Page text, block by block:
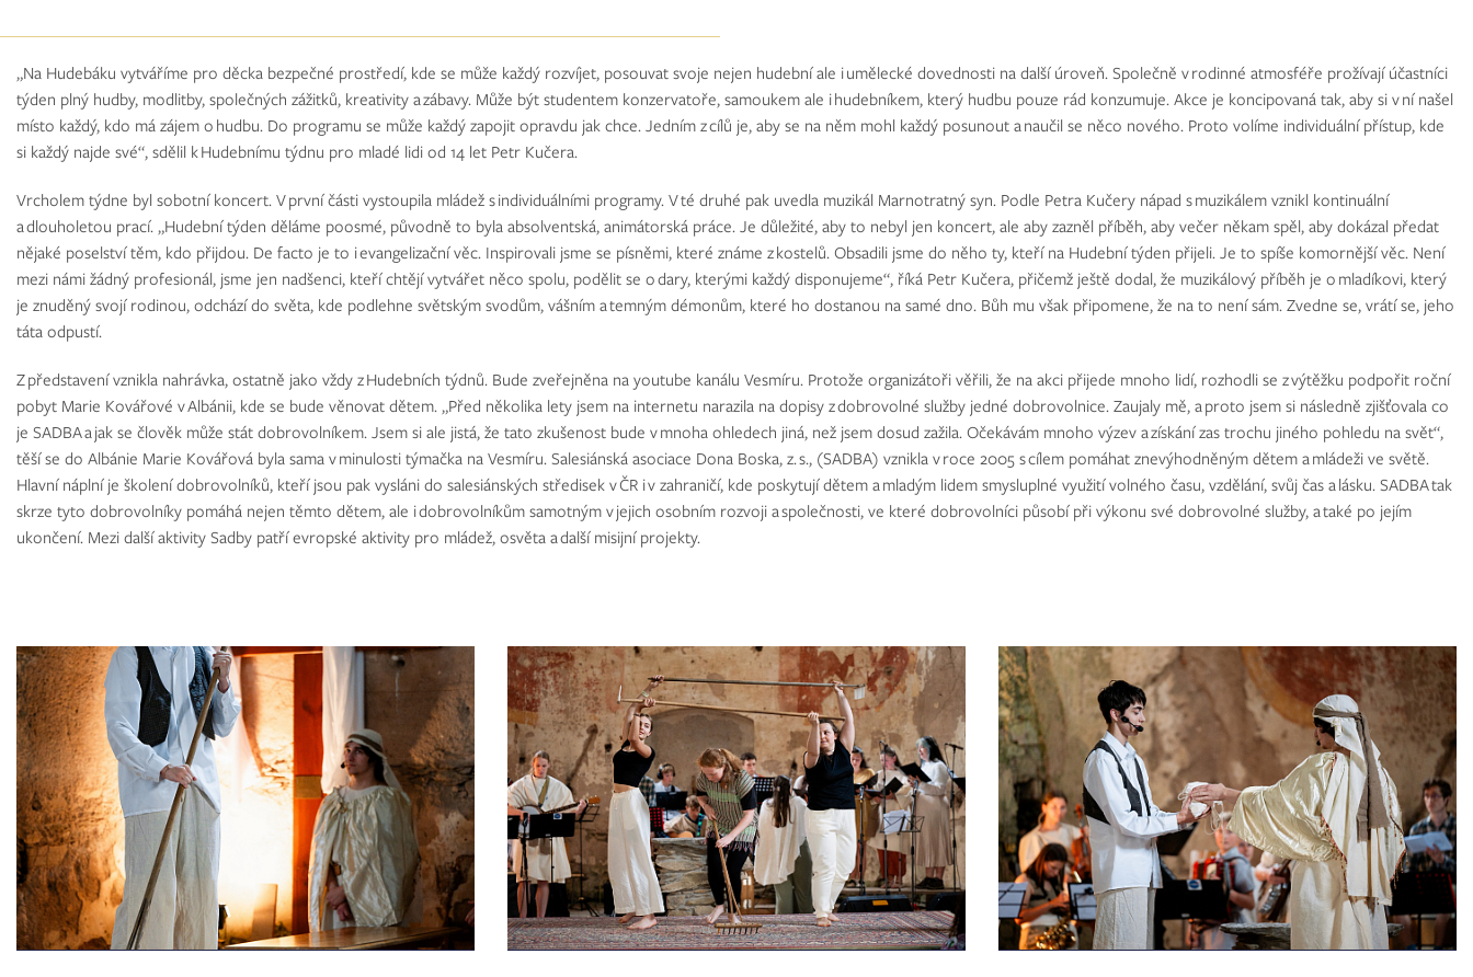
„Na Hudebáku vytváříme pro děcka bezpečné prostředí, kde se může každý rozvíjet, posouvat svoje nejen hudební ale i umělecké dovednosti na další úroveň. Společně v rodinné atmosféře prožívají účastníci
týden plný hudby, modlitby, společných zážitků, kreativity a zábavy. Může být studentem konzervatoře, samoukem ale i hudebníkem, který hudbu pouze rád konzumuje. Akce je koncipovaná tak, aby si v ní našel
místo každý, kdo má zájem o hudbu. Do programu se může každý zapojit opravdu jak chce. Jedním z cílů je, aby se na něm mohl každý posunout a naučil se něco nového. Proto volíme individuální přístup, kde
si každý najde své“, sdělil k Hudebnímu týdnu pro mladé lidi od 14 let Petr Kučera.
Vrcholem týdne byl sobotní koncert. V první části vystoupila mládež s individuálními programy. V té druhé pak uvedla muzikál Marnotratný syn. Podle Petra Kučery nápad s muzikálem vznikl kontinuální
a dlouholetou prací. „Hudební týden děláme poosmé, původně to byla absolventská, animátorská práce. Je důležité, aby to nebyl jen koncert, ale aby zazněl příběh, aby večer někam spěl, aby dokázal předat
nějaké poselství těm, kdo přijdou. De facto je to i evangelizační věc. Inspirovali jsme se písněmi, které známe z kostelů. Obsadili jsme do něho ty, kteří na Hudební týden přijeli. Je to spíše komornější věc. Není
mezi námi žádný profesionál, jsme jen nadšenci, kteří chtějí vytvářet něco spolu, podělit se o dary, kterými každý disponujeme“, říká Petr Kučera, přičemž ještě dodal, že muzikálový příběh je o mladíkovi, který
je znuděný svojí rodinou, odchází do světa, kde podlehne světským svodům, vášním a temným démonům, které ho dostanou na samé dno. Bůh mu však připomene, že na to není sám. Zvedne se, vrátí se, jeho
táta odpustí.
Z představení vznikla nahrávka, ostatně jako vždy z Hudebních týdnů. Bude zveřejněna na youtube kanálu Vesmíru. Protože organizátoři věřili, že na akci přijede mnoho lidí, rozhodli se z výtěžku podpořit roční
pobyt Marie Kovářové v Albánii, kde se bude věnovat dětem. „Před několika lety jsem na internetu narazila na dopisy z dobrovolné služby jedné dobrovolnice. Zaujaly mě, a proto jsem si následně zjišťovala co
je SADBA a jak se člověk může stát dobrovolníkem. Jsem si ale jistá, že tato zkušenost bude v mnoha ohledech jiná, než jsem dosud zažila. Očekávám mnoho výzev a získání zas trochu jiného pohledu na svět“,
těší se do Albánie Marie Kovářová byla sama v minulosti týmačka na Vesmíru. Salesiánská asociace Dona Boska, z. s., (SADBA) vznikla v roce 2005 s cílem pomáhat znevýhodněným dětem a mládeži ve světě.
Hlavní náplní je školení dobrovolníků, kteří jsou pak vysláni do salesiánských středisek v ČR i v zahraničí, kde poskytují dětem a mladým lidem smysluplné využití volného času, vzdělání, svůj čas a lásku. SADBA tak
skrze tyto dobrovolníky pomáhá nejen těmto dětem, ale i dobrovolníkům samotným v jejich osobním rozvoji a společnosti, ve které dobrovolníci působí při výkonu své dobrovolné služby, a také po jejím
ukončení. Mezi další aktivity Sadby patří evropské aktivity pro mládež, osvěta a další misijní projekty.